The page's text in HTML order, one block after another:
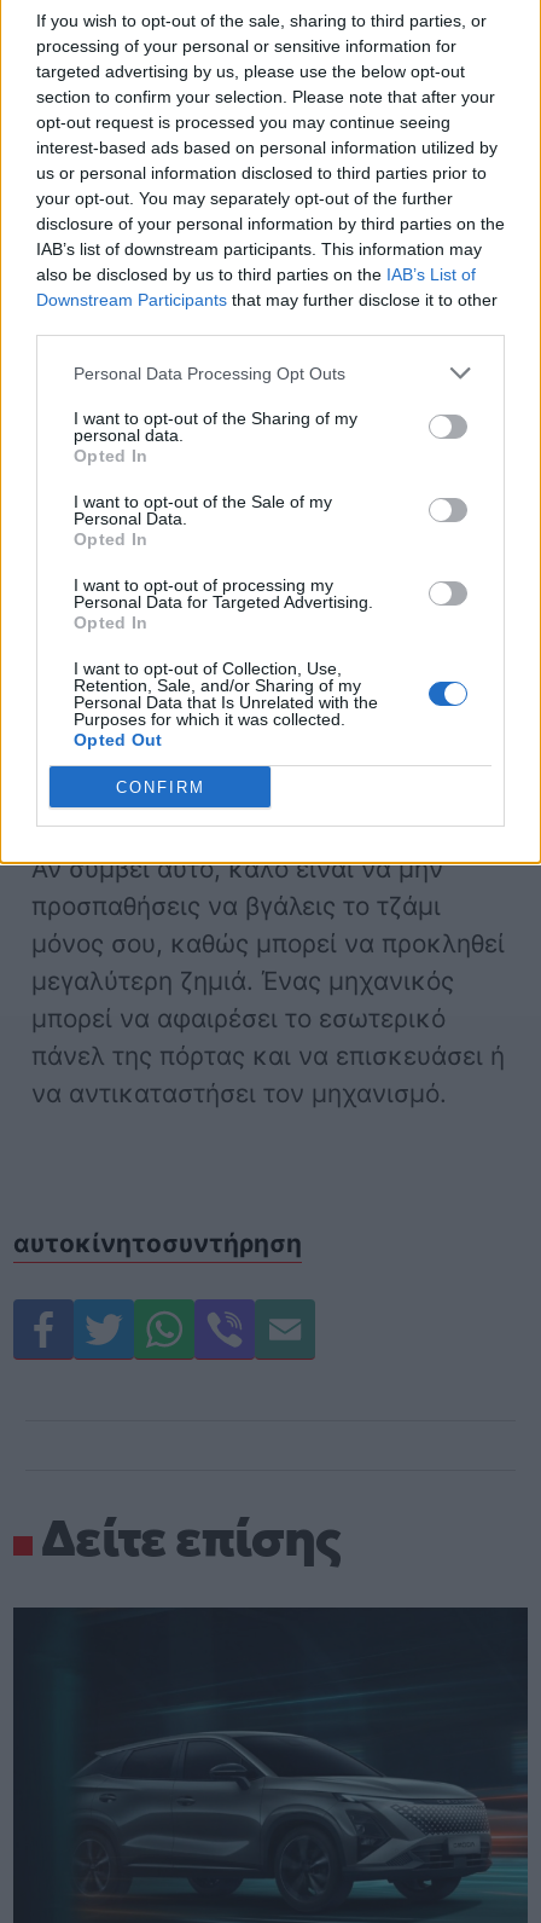
If you wish to opt-out of the sale, sharing to third parties, or
processing of your personal or sensitive information for
targeted advertising by us, please use the below opt-out
section to confirm your selection. Please note that after your
opt-out request is processed you may continue seeing
interest-based ads based on personal information utilized by
us or personal information disclosed to third parties prior to
your opt-out. You may separately opt-out of the further
disclosure of your personal information by third parties on the
IAB’s list of downstream participants. This information may
also be disclosed by us to third parties on the IAB’s List of
Downstream Participants that may further disclose it to other
Personal Data Processing Opt Outs
I want to opt-out of the Sharing of my
personal data.
Opted In
I want to opt-out of the Sale of my
Personal Data.
Opted In
I want to opt-out of processing my
Personal Data for Targeted Advertising.
Opted In
I want to opt-out of Collection, Use,
Retention, Sale, and/or Sharing of my
Personal Data that Is Unrelated with the
Purposes for which it was collected.
Opted Out
CONFIRM
Αν δεν επισκευαστεί έγκαιρα, μπορεί
να επιτρέψει την είσοδο νερού και
θερμότητας στο αυτοκίνητο ή ακόμα
και να προκαλέσει σπάσιμο του
τζαμιού.
5. Το τζάμι πέφτει μέσα στην
πόρτα
Ίσως το πιο ανησυχητικό σημάδι είναι
όταν το τζάμι του παραθύρου
πέφτει
ξαφνικά μέσα στην πόρτα και
εξαφανίζεται.
Αυτό συμβαίνει συνήθως λόγω:
Κατεστραμμένου ρυθμιστή
Χαλασμένου κινητήρα.
Σπασμένων εσωτερικών
εξαρτημάτων, όπως γρανάζια ή
βίδες.
Αν συμβεί αυτό, καλό είναι να μην
προσπαθήσεις να βγάλεις το τζάμι
μόνος σου, καθώς μπορεί να προκληθεί
μεγαλύτερη ζημιά. Ένας μηχανικός
μπορεί να αφαιρέσει το εσωτερικό
πάνελ της πόρτας και να επισκευάσει ή
να αντικαταστήσει τον μηχανισμό.
αυτοκίνητοσυντήρηση
Δείτε επίσης